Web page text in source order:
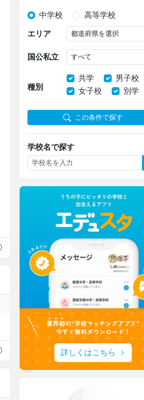
中学校 高等学校
エリア
国公私立
種別
共学
男子校
女子校
別学
この条件で探す
学校名で探す
詳しくはこちら